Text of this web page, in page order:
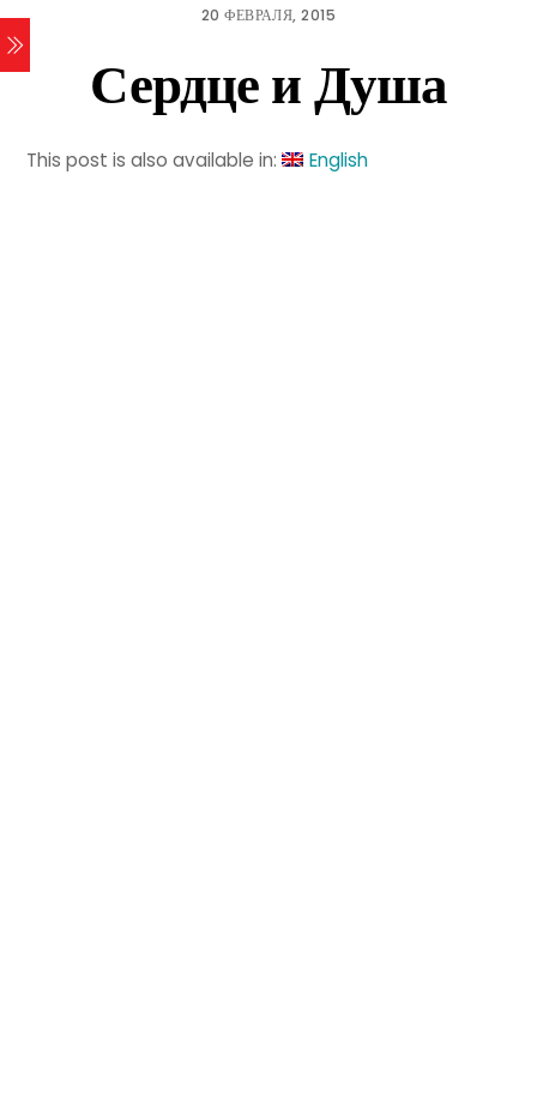
20 ФЕВРАЛЯ, 2015
Сердце и Душа
This post is also available in: English